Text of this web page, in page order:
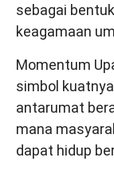
sebagai
keagamaan
Momentum
simbol
antarumat
mana
dapat hidup